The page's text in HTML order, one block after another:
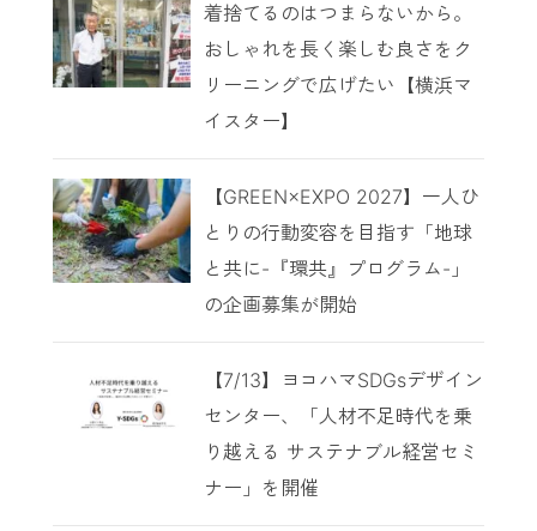
着捨てるのはつまらないから。
おしゃれを長く楽しむ良さをク
リーニングで広げたい【横浜マ
イスター】
【GREEN×EXPO 2027】一人ひ
とりの行動変容を目指す「地球
と共に-『環共』プログラム-」
の企画募集が開始
【7/13】ヨコハマSDGsデザイン
センター、「人材不足時代を乗
り越える サステナブル経営セミ
ナー」を開催